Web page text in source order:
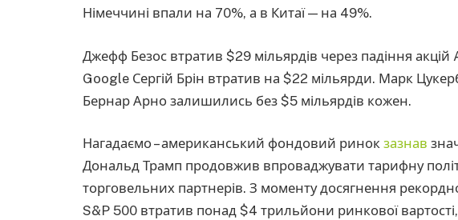
Німеччині впали на 70%, а в Китаї — на 49%.
Джефф Безос втратив $29 мільярдів через падіння акцій
Google Сергій Брін втратив на $22 мільярди. Марк
Бернар Арно залишились без $5 мільярдів кожен.
Нагадаємо – американський фондовий ринок зазнав
Дональд Трамп продовжив впроваджувати тарифну
торговельних партнерів. З моменту досягнення
S&P 500 втратив понад $4 трильйони ринкової